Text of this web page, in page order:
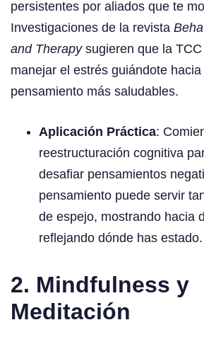
persistentes por aliados que te
Investigaciones de la revista
and Therapysugieren que la
manejar el estrés guiándote
pensamiento más saludables.
Aplicación Práctica:
reestructuración cognitiva
desafiar pensamientos
pensamiento puede servir
de espejo, mostrando hacia
reflejando dónde has estado.
2. Mindfulness y
Meditación